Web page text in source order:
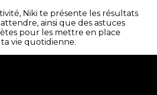
Niki te présente les résultats
ainsi que des astuces
pour les mettre en place
vie quotidienne.